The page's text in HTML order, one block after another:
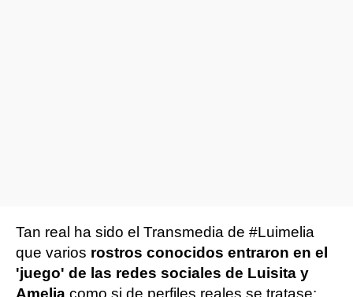
Tan real ha sido el Transmedia de #Luimelia
que varios rostros conocidos entraron en el
'juego' de las redes sociales de Luisita y
Amelia como si de perfiles reales se tratase: